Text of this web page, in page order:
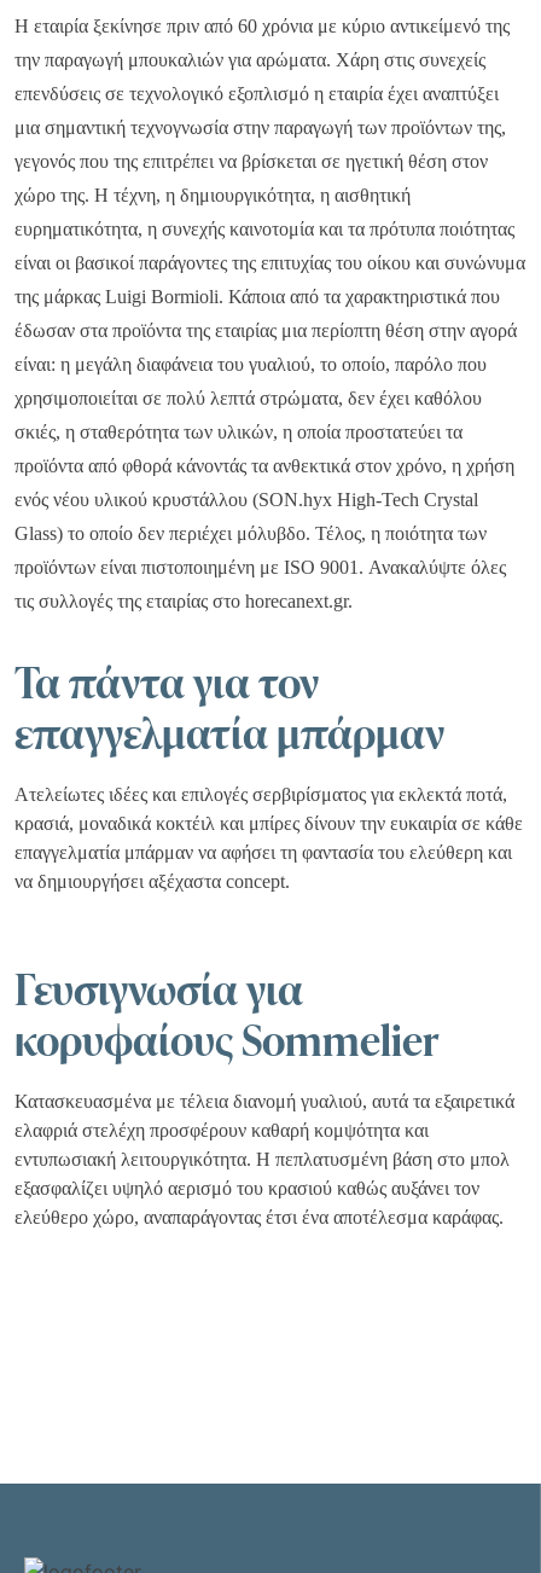
Brands & Κατηγορίες Ειδών
Β2Β Promotion Gifts
Εμπορικά Δίκτυα Διανομής
Συνεργασίες
Εγκαταστάσεις
Eγχειρίδια
News & Events
Εταιρικά Νέα
Blog
Οι κατάλογοί μας
Δείτε τους καταλόγους μας
Η εταιρία ξεκίνησε πριν από 60 χρόνια με κύριο αντικείμενό της
την παραγωγή μπουκαλιών για αρώματα. Χάρη στις συνεχείς
επενδύσεις σε τεχνολογικό εξοπλισμό η εταιρία έχει αναπτύξει
μια σημαντική τεχνογνωσία στην παραγωγή των προϊόντων της,
γεγονός που της επιτρέπει να βρίσκεται σε ηγετική θέση στον
χώρο της. H τέχνη, η δημιουργικότητα, η αισθητική
ευρηματικότητα, η συνεχής καινοτομία και τα πρότυπα ποιότητας
είναι οι βασικοί παράγοντες της επιτυχίας του οίκου και συνώνυμα
της μάρκας Luigi Bormioli. Κάποια από τα χαρακτηριστικά που
έδωσαν στα προϊόντα της εταιρίας μια περίοπτη θέση στην αγορά
είναι: η μεγάλη διαφάνεια του γυαλιού, το οποίο, παρόλο που
χρησιμοποιείται σε πολύ λεπτά στρώματα, δεν έχει καθόλου
σκιές, η σταθερότητα των υλικών, η οποία προστατεύει τα
προϊόντα από φθορά κάνοντάς τα ανθεκτικά στον χρόνο, η χρήση
ενός νέου υλικού κρυστάλλου (SON.hyx High-Tech Crystal
Glass) το οποίο δεν περιέχει μόλυβδο. Τέλος, η ποιότητα των
προϊόντων είναι πιστοποιημένη με ISO 9001. Ανακαλύψτε όλες
τις συλλογές της εταιρίας στο horecanext.gr.
Τα πάντα για τον
επαγγελματία μπάρμαν
Ατελείωτες ιδέες και επιλογές σερβιρίσματος για εκλεκτά ποτά,
κρασιά, μοναδικά κοκτέιλ και μπίρες δίνουν την ευκαιρία σε κάθε
επαγγελματία μπάρμαν να αφήσει τη φαντασία του ελεύθερη και
να δημιουργήσει αξέχαστα concept.
Γευσιγνωσία για
κορυφαίους Sommelier
Κατασκευασμένα με τέλεια διανομή γυαλιού, αυτά τα εξαιρετικά
ελαφριά στελέχη προσφέρουν καθαρή κομψότητα και
εντυπωσιακή λειτουργικότητα. Η πεπλατυσμένη βάση στο μπολ
εξασφαλίζει υψηλό αερισμό του κρασιού καθώς αυξάνει τον
ελεύθερο χώρο, αναπαράγοντας έτσι ένα αποτέλεσμα καράφας.